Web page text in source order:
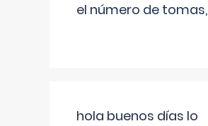
el número de tomas,
hola buenos días lo